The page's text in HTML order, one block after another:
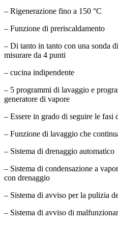
– Rigenerazione fino a 150 °C
– Funzione di preriscaldamento
– Di tanto in tanto con una sonda
misurare da 4 punti
– cucina indipendente
– 5 programmi di lavaggio e
generatore di vapore
– Essere in grado di seguire le
– Funzione di lavaggio che
– Sistema di drenaggio automatico
– Sistema di condensazione a
con drenaggio
– Sistema di avviso per la pulizia
– Sistema di avviso di